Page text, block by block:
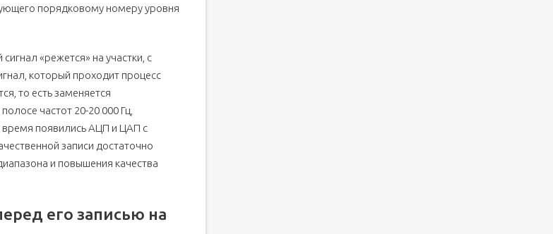
порядковому номеру уровня
«режется» на участки, с
который проходит процесс
то есть заменяется
частот 20-20 000 Гц,
время появились АЦП и ЦАП c
записи достаточно
и повышения качества
его записью на